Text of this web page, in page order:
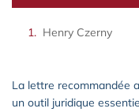
Henry Czerny
La lettre recommandée
un outil juridique